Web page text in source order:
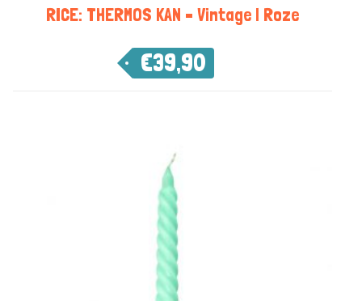
RICE: THERMOS KAN – Vintage | Roze
€39,90